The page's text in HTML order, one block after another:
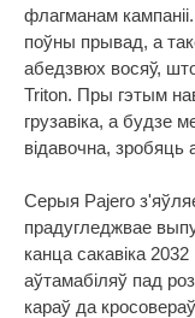
флагманам
поўны прывад, а
абедзвюх восяў,
Triton. Пры гэтым
грузавіка, а будзе
відавочна,
Серыя Pajero
прадугледжвае
канца сакавіка
аўтамабіляў пад
караў да